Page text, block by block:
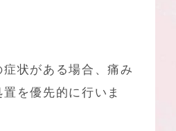
状がある場合、痛み
を優先的に行いま